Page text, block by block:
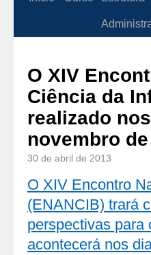
O XIV
Ciência da
realizado
novembro
30 de abril de 2013
O XIV Encontro
(ENANCIB) trará
perspectivas para
acontecerá nos